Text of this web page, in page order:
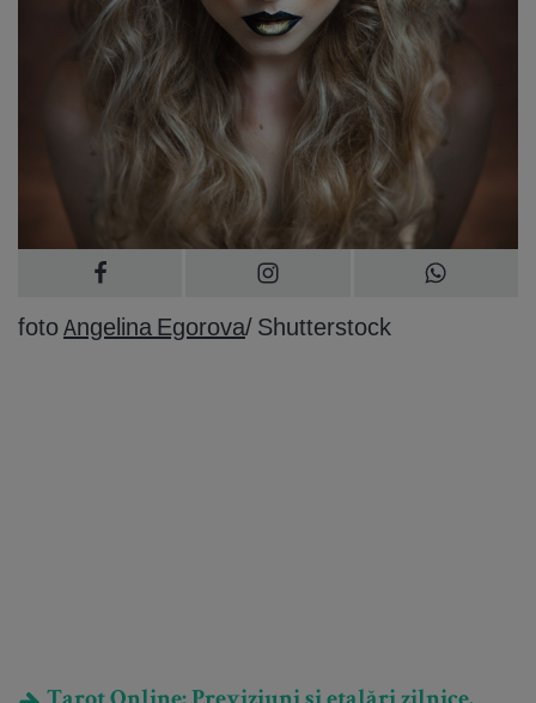
fotoAngelina Egorova/ Shutterstock